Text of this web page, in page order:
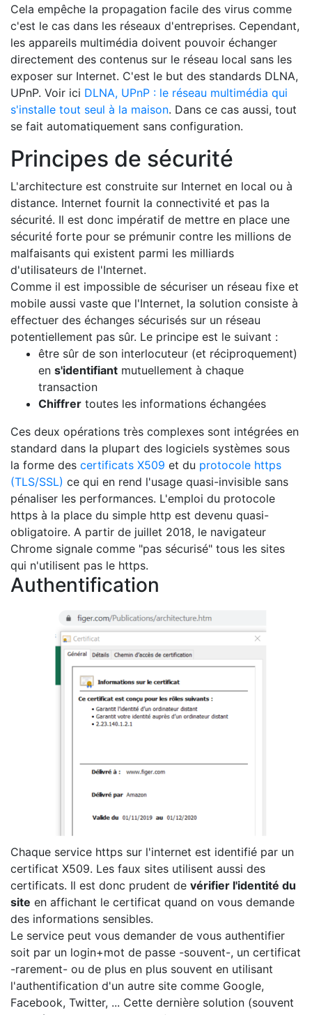
Cela empêche la propagation facile des virus comme
c'est le cas dans les réseaux d'entreprises. Cependant,
les appareils multimédia doivent pouvoir échanger
directement des contenus sur le réseau local sans les
exposer sur Internet. C'est le but des standards DLNA,
UPnP. Voir ici DLNA, UPnP : le réseau multimédia qui
s'installe tout seul à la maison. Dans ce cas aussi, tout
se fait automatiquement sans configuration.
Principes de sécurité
L'architecture est construite sur Internet en local ou à
distance. Internet fournit la connectivité et pas la
sécurité. Il est donc impératif de mettre en place une
sécurité forte pour se prémunir contre les millions de
malfaisants qui existent parmi les milliards
d'utilisateurs de l'Internet.
Comme il est impossible de sécuriser un réseau fixe et
mobile aussi vaste que l'Internet, la solution consiste à
effectuer des échanges sécurisés sur un réseau
potentiellement pas sûr. Le principe est le suivant :
être sûr de son interlocuteur (et réciproquement)
en s'identifiant mutuellement à chaque
transaction
Chiffrer toutes les informations échangées
Ces deux opérations très complexes sont intégrées en
standard dans la plupart des logiciels systèmes sous
la forme des certificats X509 et du protocole https
(TLS/SSL) ce qui en rend l'usage quasi-invisible sans
pénaliser les performances. L'emploi du protocole
https à la place du simple http est devenu quasi-
obligatoire. A partir de juillet 2018, le navigateur
Chrome signale comme "pas sécurisé" tous les sites
qui n'utilisent pas le https.
Authentification
Chaque service https sur l'internet est identifié par un
certificat X509. Les faux sites utilisent aussi des
certificats. Il est donc prudent de vérifier l'identité du
site en affichant le certificat quand on vous demande
des informations sensibles.
Le service peut vous demander de vous authentifier
soit par un login+mot de passe -souvent-, un certificat
-rarement- ou de plus en plus souvent en utilisant
l'authentification d'un autre site comme Google,
Facebook, Twitter, ... Cette dernière solution (souvent